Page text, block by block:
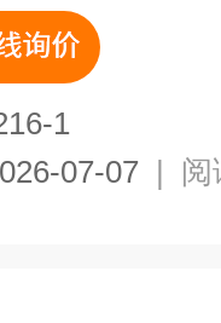
1
07-07 | 阅